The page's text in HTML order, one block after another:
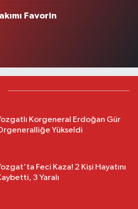
Favorin
Korgeneral Erdoğan Gür
Yükseldi
Feci Kaza! 2 Kişi Hayatını
3 Yaralı